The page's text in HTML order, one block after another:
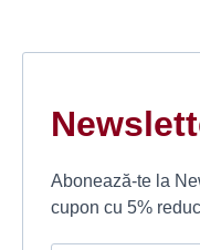
Abonează-te la
cupon cu 5%